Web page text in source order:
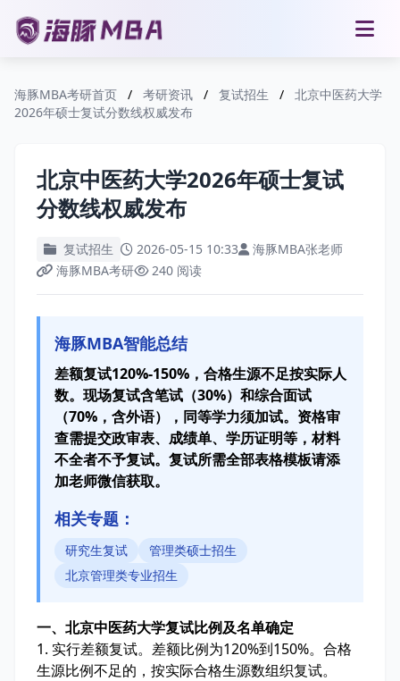
海豚MBA考研首页 / 考研资讯 / 复试招生 /
北京中医药大学
2026年硕士复试分数线权威发布
北京中医药大学2026年硕士复试
分数线权威发布
复试招生 2026-05-15 10:33
海豚MBA张老师
海豚MBA考研
240 阅读
海豚MBA智能总结
差额复试120%-150%，合格生源不足按实际人
数。现场复试含笔试（30%）和综合面试
（70%，含外语），同等学力须加试。资格审
查需提交政审表、成绩单、学历证明等，材料
不全者不予复试。复试所需全部表格模板请添
加老师微信获取。
相关专题：
研究生复试
管理类硕士招生
北京管理类专业招生
一、北京中医药大学复试比例及名单确定
1. 实行差额复试。差额比例为120%到150%。合格
生源比例不足的，按实际合格生源数组织复试。